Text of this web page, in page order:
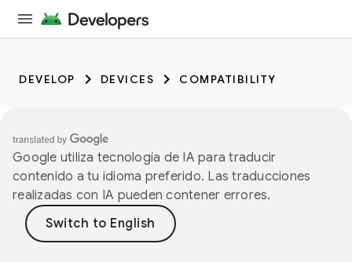
DEVELOP DEVICES COMPATIBILITY
Google utiliza tecnología de IA para traducir
contenido a tu idioma preferido. Las traducciones
realizadas con IA pueden contener errores.